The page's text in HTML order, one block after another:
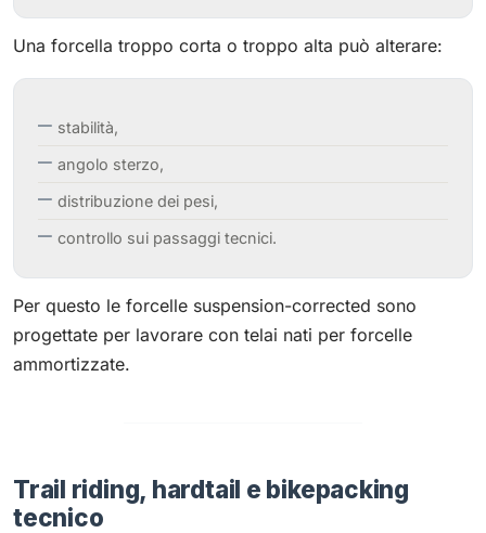
Una forcella troppo corta o troppo alta può alterare:
stabilità,
angolo sterzo,
distribuzione dei pesi,
controllo sui passaggi tecnici.
Per questo le forcelle suspension-corrected sono
progettate per lavorare con telai nati per forcelle
ammortizzate.
Trail riding, hardtail e bikepacking
tecnico